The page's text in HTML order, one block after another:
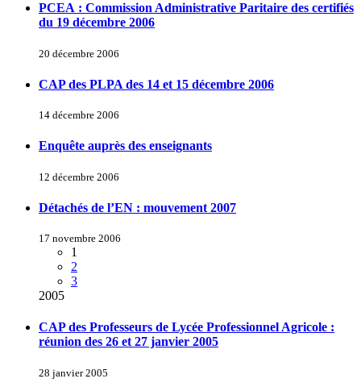
PCEA : Commission Administrative Paritaire des certifiés
du 19 décembre 2006
20 décembre 2006
CAP des PLPA des 14 et 15 décembre 2006
14 décembre 2006
Enquête auprès des enseignants
12 décembre 2006
Détachés de l’EN : mouvement 2007
17 novembre 2006
1
2
3
2005
CAP des Professeurs de Lycée Professionnel Agricole :
réunion des 26 et 27 janvier 2005
28 janvier 2005